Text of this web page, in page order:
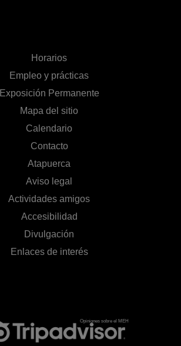
Horarios
Empleo y prácticas
Exposición Permanente
Mapa del sitio
Calendario
Contacto
Atapuerca
Aviso legal
Actividades amigos
Accesibilidad
Divulgación
Enlaces de interés
Opiniones sobre el MEH